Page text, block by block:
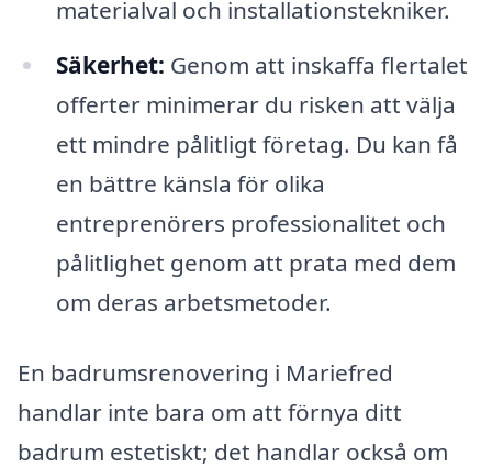
materialval och installationstekniker.
Säkerhet: Genom att inskaffa flertalet
offerter minimerar du risken att välja
ett mindre pålitligt företag. Du kan få
en bättre känsla för olika
entreprenörers professionalitet och
pålitlighet genom att prata med dem
om deras arbetsmetoder.
En badrumsrenovering i Mariefred
handlar inte bara om att förnya ditt
badrum estetiskt; det handlar också om